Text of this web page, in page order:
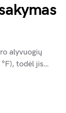
alyvuogių
todėl jis…